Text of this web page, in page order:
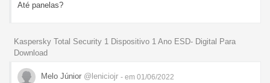
Até panelas?
Kaspersky Total Security 1 Dispositivo 1 Ano ESD- Digital Para
Download
Melo Júnior @leniciojr - em 01/06/2022